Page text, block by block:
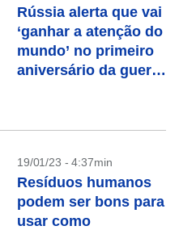
Rússia alerta que vai
‘ganhar a atenção do
mundo’ no primeiro
aniversário da guerra
19/01/23 - 4:37min
Resíduos humanos
podem ser bons para
usar como